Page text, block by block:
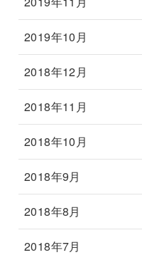
2019年10月
2018年12月
2018年11月
2018年10月
2018年9月
2018年8月
2018年7月